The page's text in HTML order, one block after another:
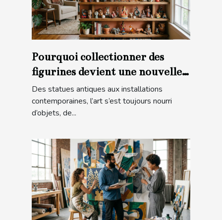
Pourquoi collectionner des
figurines devient une nouvelle
forme d’art
Des statues antiques aux installations
contemporaines, l’art s’est toujours nourri
d’objets, de...